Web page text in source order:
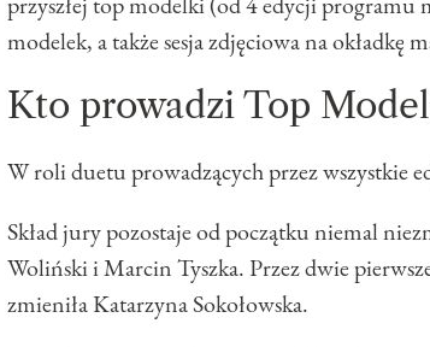
modelek, a także sesja zdjęciowa na okładkę
Kto prowadzi Top
W roli duetu prowadzących przez wszystkie
Skład jury pozostaje od początku niemal
Woliński i Marcin Tyszka. Przez dwie
zmieniła Katarzyna Sokołowska.